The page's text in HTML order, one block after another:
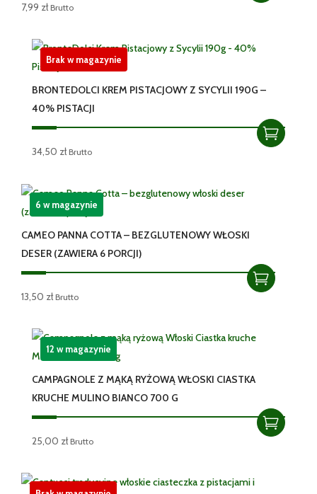
7,99 zł Brutto
BRONTEDOLCI KREM PISTACJOWY Z SYCYLII 190G –
40% PISTACJI
34,50 zł Brutto
Brak w magazynie
CAMEO PANNA COTTA – BEZGLUTENOWY WŁOSKI
DESER (ZAWIERA 6 PORCJI)
13,50 zł Brutto
6 w magazynie
CAMPAGNOLE Z MĄKĄ RYŻOWĄ WŁOSKI CIASTKA
KRUCHE MULINO BIANCO 700 G
25,00 zł Brutto
12 w magazynie